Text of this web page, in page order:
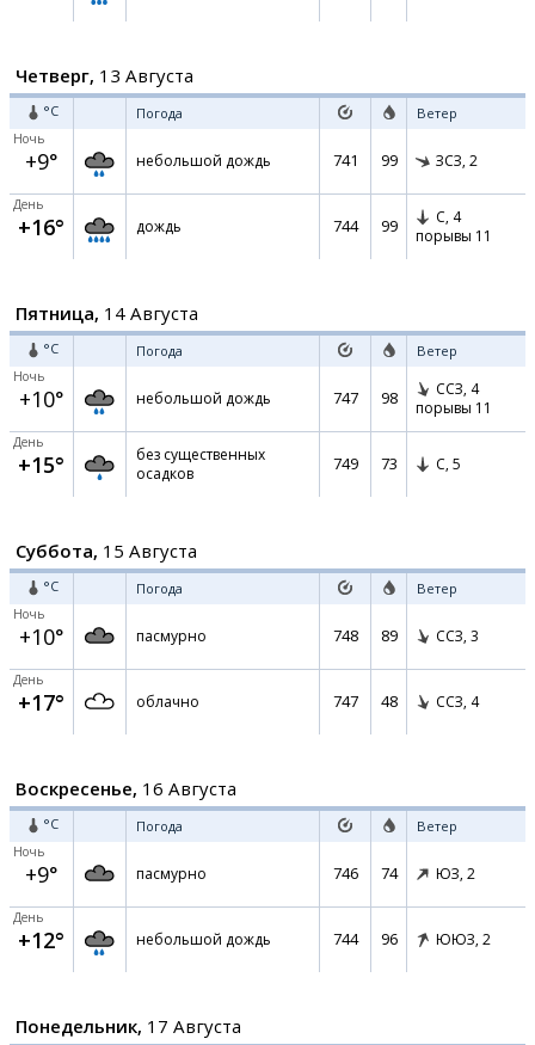
Четверг, 13 Августа
°C Погода Ветер
Ночь
+9° небольшой дождь 741 99 ЗСЗ, 2
День
+16° дождь 744 99 С, 4
порывы 11
Пятница, 14 Августа
°C Погода Ветер
Ночь
+10° небольшой дождь 747 98 ССЗ, 4
порывы 11
День
+15°
без существенных
осадков
749 73 С, 5
Суббота, 15 Августа
°C Погода Ветер
Ночь
+10° пасмурно 748 89 ССЗ, 3
День
+17° облачно 747 48 ССЗ, 4
Воскресенье, 16 Августа
°C Погода Ветер
Ночь
+9° пасмурно 746 74 ЮЗ, 2
День
+12° небольшой дождь 744 96 ЮЮЗ, 2
Понедельник, 17 Августа